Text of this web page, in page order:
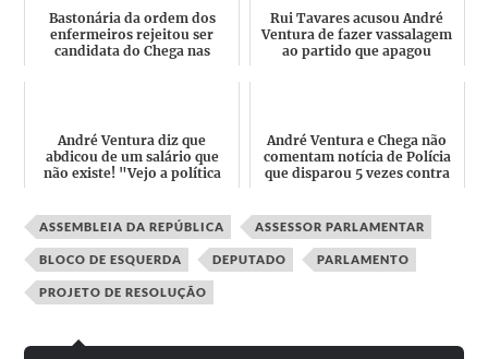
Bastonária da ordem dos
enfermeiros rejeitou ser
candidata do Chega nas
Rui Tavares acusou André
Ventura de fazer vassalagem
ao partido que apagou
André Ventura diz que
abdicou de um salário que
não existe! "Vejo a política
André Ventura e Chega não
comentam notícia de Polícia
que disparou 5 vezes contra
ASSEMBLEIA DA REPÚBLICA ASSESSOR PARLAMENTAR
BLOCO DE ESQUERDA DEPUTADO PARLAMENTO
PROJETO DE RESOLUÇÃO